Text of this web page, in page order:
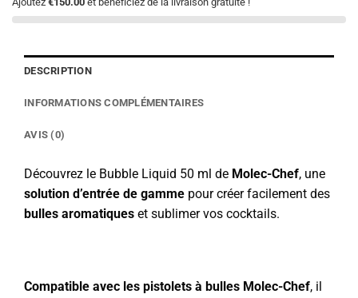
DESCRIPTION
INFORMATIONS COMPLÉMENTAIRES
AVIS (0)
Découvrez le Bubble Liquid 50 ml de Molec-Chef, une
solution d’entrée de gamme pour créer facilement des
bulles aromatiques et sublimer vos cocktails.
Compatible avec les pistolets à bulles Molec-Chef, il